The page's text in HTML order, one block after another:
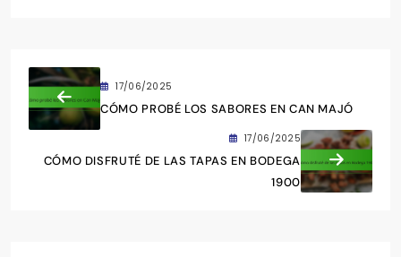
17/06/2025
CÓMO PROBÉ LOS SABORES EN CAN MAJÓ
17/06/2025
CÓMO DISFRUTÉ DE LAS TAPAS EN BODEGA
1900